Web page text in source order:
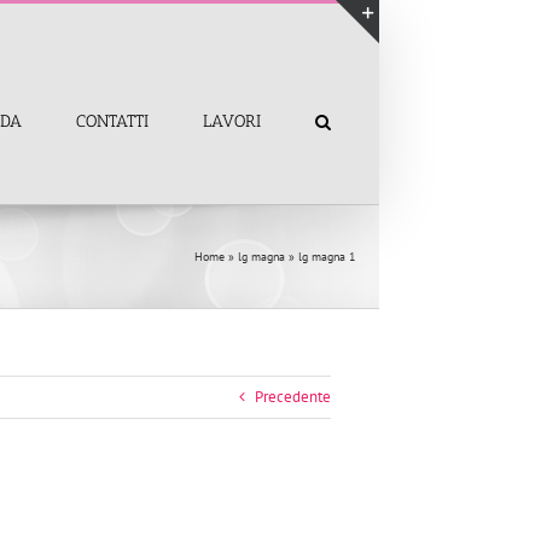
CONTATTI LAVORI
Home» lg magna» lg magna 1
Precedente